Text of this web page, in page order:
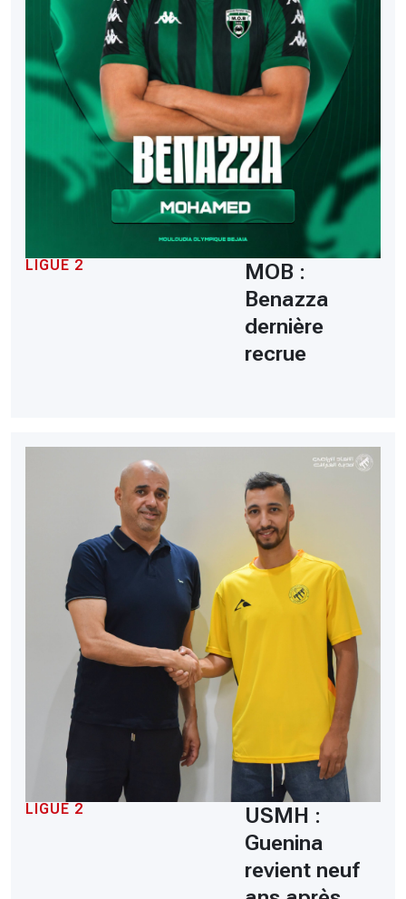
LIGUE 2
MOB :
Benazza
dernière
recrue
LIGUE 2
USMH :
Guenina
revient neuf